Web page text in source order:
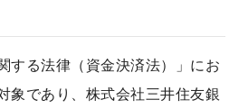
する法律（資金決済法）」にお
象であり、株式会社三井住友銀